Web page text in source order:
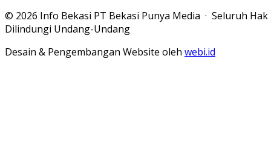
© 2026 Info Bekasi PT Bekasi Punya Media · Seluruh Hak
Dilindungi Undang-Undang
Desain & Pengembangan Website oleh webi.id